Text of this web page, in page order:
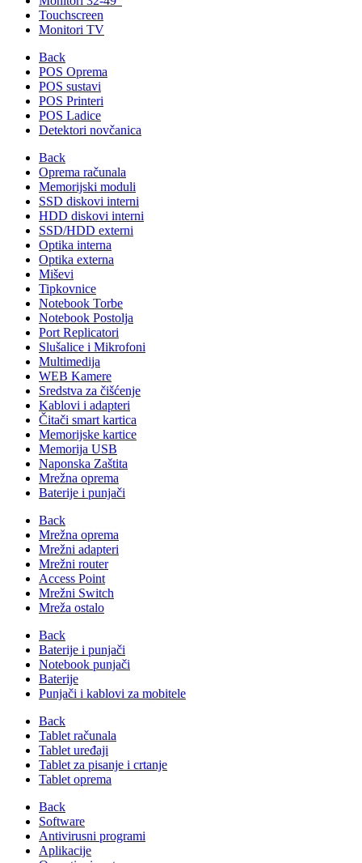
Touchscreen
Monitori TV
Back
POS Oprema
POS sustavi
POS Printeri
POS Ladice
Detektori novčanica
Back
Oprema računala
Memorijski moduli
SSD diskovi interni
HDD diskovi interni
SSD/HDD externi
Optika interna
Optika externa
Miševi
Tipkovnice
Notebook Torbe
Notebook Postolja
Port Replicatori
Slušalice i Mikrofoni
Multimedija
WEB Kamere
Sredstva za čišćenje
Kablovi i adapteri
Čitači smart kartica
Memorijske kartice
Memorija USB
Naponska Zaštita
Mrežna oprema
Baterije i punjači
Back
Mrežna oprema
Mrežni adapteri
Mrežni router
Access Point
Mrežni Switch
Mreža ostalo
Back
Baterije i punjači
Notebook punjači
Baterije
Punjači i kablovi za mobitele
Back
Tablet računala
Tablet uređaji
Tablet za pisanje i crtanje
Tablet oprema
Back
Software
Antivirusni programi
Aplikacije